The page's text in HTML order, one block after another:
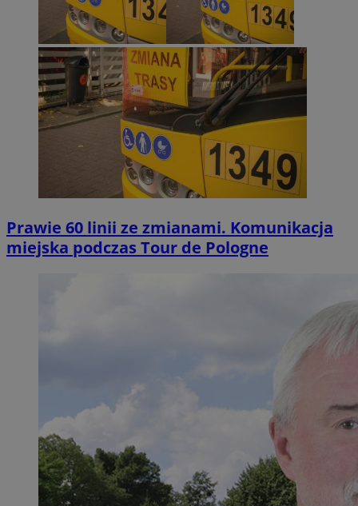
Prawie 60 linii ze zmianami. Komunikacja
miejska podczas Tour de Pologne